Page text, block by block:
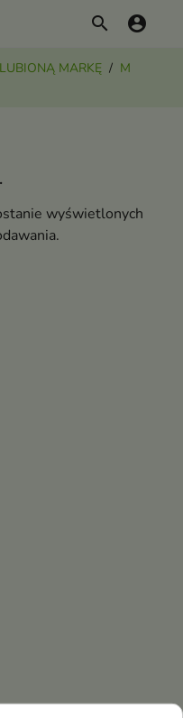
search account_circle
MARKĘ
M
wyświetlonych